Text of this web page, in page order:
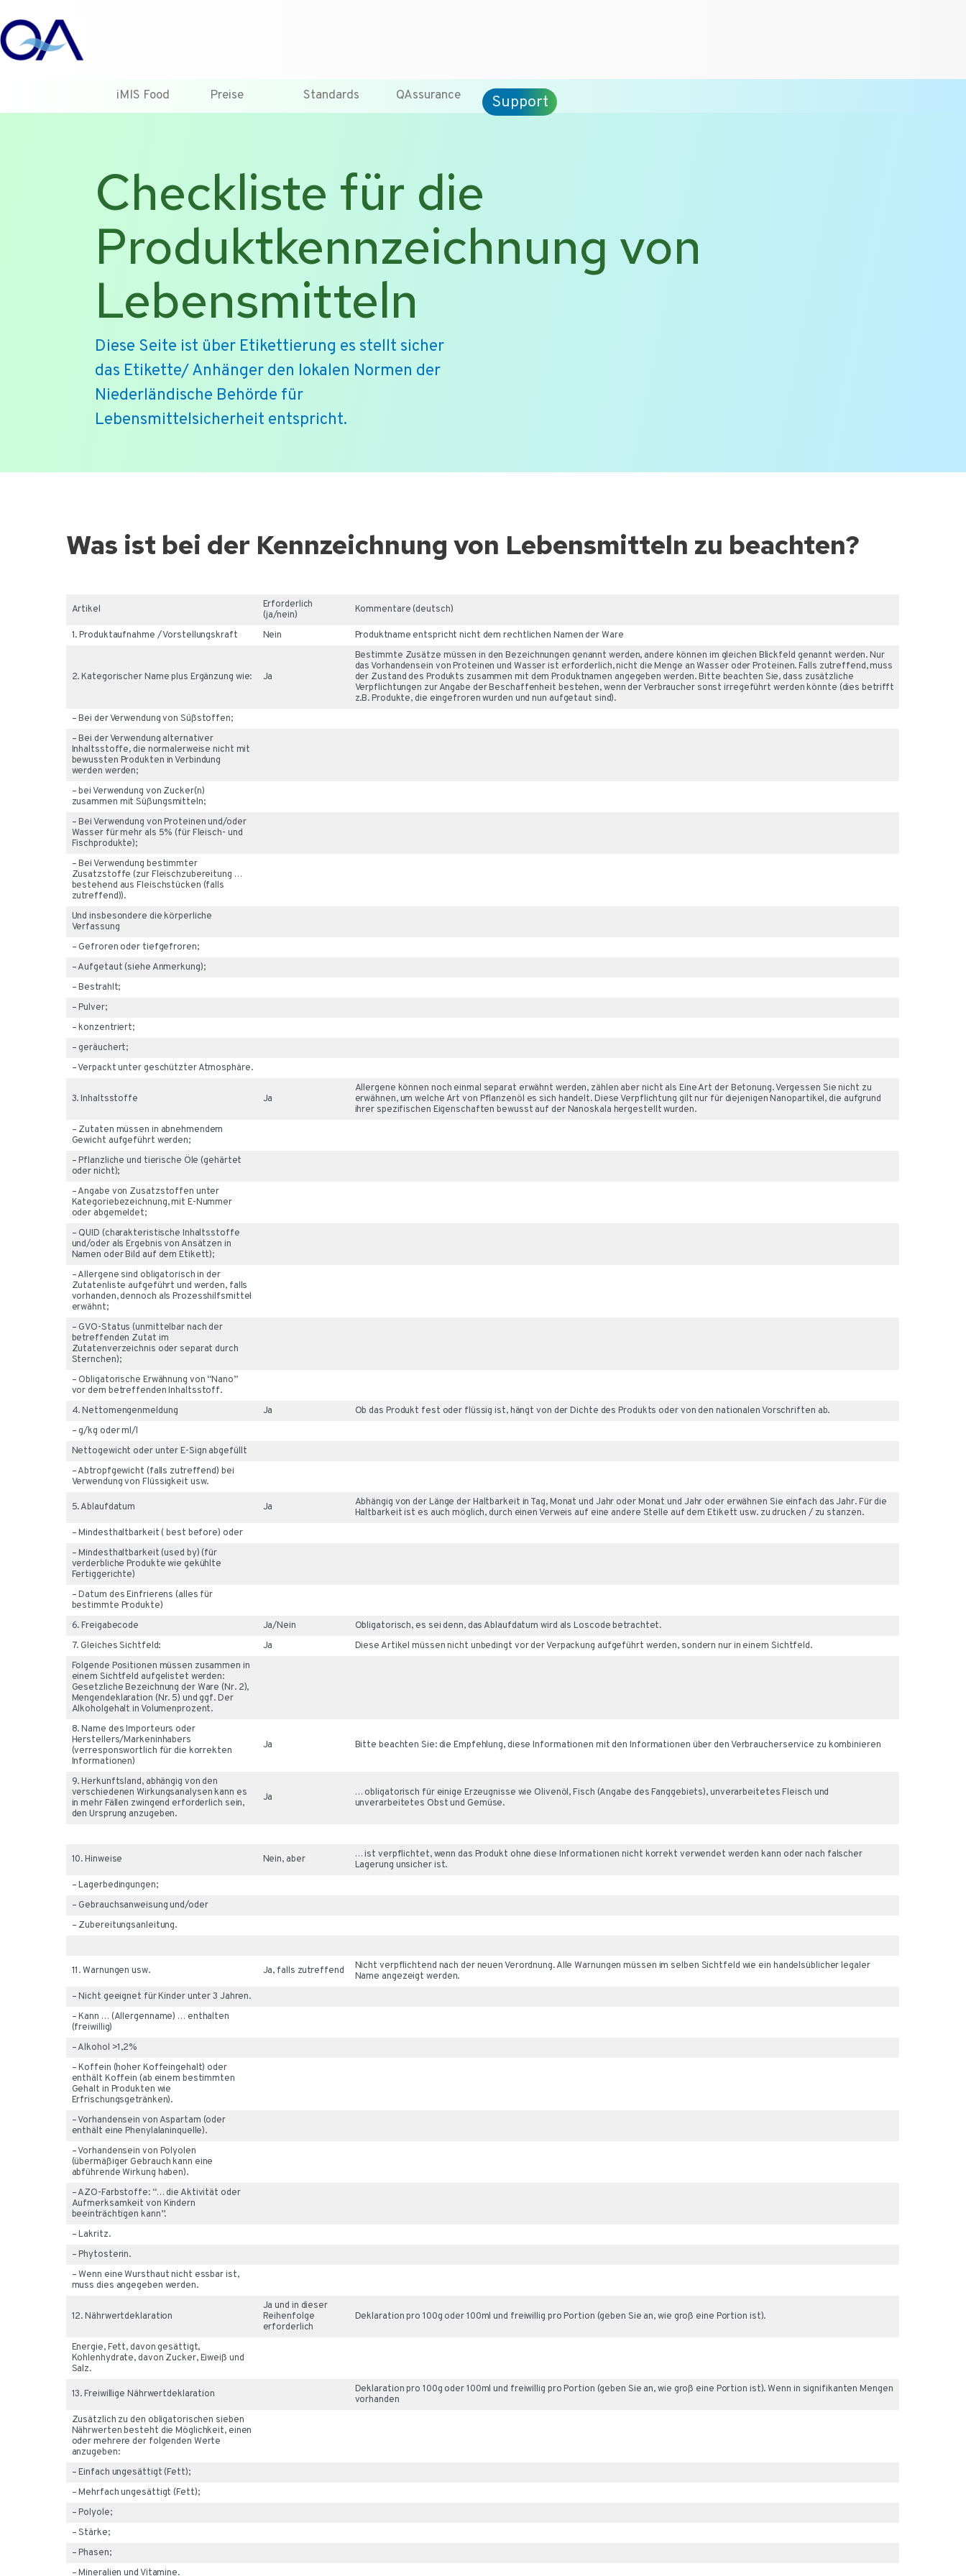
iMIS Food Preise Standards QAssurance Support
Checkliste für die
Produktkennzeichnung von
Lebensmitteln
Diese Seite ist über Etikettierung es stellt sicher
das Etikette/ Anhänger den lokalen Normen der
Niederländische Behörde für
Lebensmittelsicherheit entspricht.
Was ist bei der Kennzeichnung von Lebensmitteln zu beachten?
Artikel
Erforderlich
(ja/nein)
Kommentare (deutsch)
1. Produktaufnahme / Vorstellungskraft Nein Produktname entspricht nicht dem rechtlichen Namen der Ware
2. Kategorischer Name plus Ergänzung wie: Ja
Bestimmte Zusätze müssen in den Bezeichnungen genannt werden, andere können im gleichen Blickfeld genannt werden. Nur
das Vorhandensein von Proteinen und Wasser ist erforderlich, nicht die Menge an Wasser oder Proteinen. Falls zutreffend, muss
der Zustand des Produkts zusammen mit dem Produktnamen angegeben werden. Bitte beachten Sie, dass zusätzliche
Verpflichtungen zur Angabe der Beschaffenheit bestehen, wenn der Verbraucher sonst irregeführt werden könnte (dies betrifft
z.B. Produkte, die eingefroren wurden und nun aufgetaut sind).
– Bei der Verwendung von Süßstoffen;
– Bei der Verwendung alternativer
Inhaltsstoffe, die normalerweise nicht mit
bewussten Produkten in Verbindung
werden werden;
– bei Verwendung von Zucker(n)
zusammen mit Süßungsmitteln;
– Bei Verwendung von Proteinen und/oder
Wasser für mehr als 5% (für Fleisch- und
Fischprodukte);
– Bei Verwendung bestimmter
Zusatzstoffe (zur Fleischzubereitung …
bestehend aus Fleischstücken (falls
zutreffend)).
Und insbesondere die körperliche
Verfassung
– Gefroren oder tiefgefroren;
– Aufgetaut (siehe Anmerkung);
– Bestrahlt;
– Pulver;
– konzentriert;
– geräuchert;
– Verpackt unter geschützter Atmosphäre.
3. Inhaltsstoffe Ja
Allergene können noch einmal separat erwähnt werden, zählen aber nicht als Eine Art der Betonung. Vergessen Sie nicht zu
erwähnen, um welche Art von Pflanzenöl es sich handelt. Diese Verpflichtung gilt nur für diejenigen Nanopartikel, die aufgrund
ihrer spezifischen Eigenschaften bewusst auf der Nanoskala hergestellt wurden.
– Zutaten müssen in abnehmendem
Gewicht aufgeführt werden;
– Pflanzliche und tierische Öle (gehärtet
oder nicht);
– Angabe von Zusatzstoffen unter
Kategoriebezeichnung, mit E-Nummer
oder abgemeldet;
– QUID (charakteristische Inhaltsstoffe
und/oder als Ergebnis von Ansätzen in
Namen oder Bild auf dem Etikett);
– Allergene sind obligatorisch in der
Zutatenliste aufgeführt und werden, falls
vorhanden, dennoch als Prozesshilfsmittel
erwähnt;
– GVO-Status (unmittelbar nach der
betreffenden Zutat im
Zutatenverzeichnis oder separat durch
Sternchen);
– Obligatorische Erwähnung von “Nano”
vor dem betreffenden Inhaltsstoff.
4. Nettomengenmeldung
Ja
Ob das Produkt fest oder flüssig ist, hängt von der Dichte des Produkts oder von den nationalen Vorschriften ab.
– g/kg oder ml/l
Nettogewicht oder unter E-Sign abgefüllt
– Abtropfgewicht (falls zutreffend) bei
Verwendung von Flüssigkeit usw.
5. Ablaufdatum Ja
Abhängig von der Länge der Haltbarkeit in Tag, Monat und Jahr oder Monat und Jahr oder erwähnen Sie einfach das Jahr. Für die
Haltbarkeit ist es auch möglich, durch einen Verweis auf eine andere Stelle auf dem Etikett usw. zu drucken / zu stanzen.
– Mindesthaltbarkeit ( best before) oder
– Mindesthaltbarkeit (used by) (für
verderbliche Produkte wie gekühlte
Fertiggerichte)
– Datum des Einfrierens (alles für
bestimmte Produkte)
6. Freigabecode
Ja/Nein
Obligatorisch, es sei denn, das Ablaufdatum wird als Loscode betrachtet.
7. Gleiches Sichtfeld:
Ja
Diese Artikel müssen nicht unbedingt vor der Verpackung aufgeführt werden, sondern nur in einem Sichtfeld.
Folgende Positionen müssen zusammen in
einem Sichtfeld aufgelistet werden:
Gesetzliche Bezeichnung der Ware (Nr. 2),
Mengendeklaration (Nr. 5) und ggf. Der
Alkoholgehalt in Volumenprozent.
8. Name des Importeurs oder
Herstellers/Markeninhabers
(verresponswortlich für die korrekten
Informationen)
Ja Bitte beachten Sie: die Empfehlung, diese Informationen mit den Informationen über den Verbraucherservice zu kombinieren
9. Herkunftsland, abhängig von den
verschiedenen Wirkungsanalysen kann es
in mehr Fällen zwingend erforderlich sein,
den Ursprung anzugeben.
Ja
… obligatorisch für einige Erzeugnisse wie Olivenöl, Fisch (Angabe des Fanggebiets), unverarbeitetes Fleisch und
unverarbeitetes Obst und Gemüse.
10. Hinweise Nein, aber
… ist verpflichtet, wenn das Produkt ohne diese Informationen nicht korrekt verwendet werden kann oder nach falscher
Lagerung unsicher ist.
– Lagerbedingungen;
– Gebrauchsanweisung und/oder
– Zubereitungsanleitung.
11. Warnungen usw. Ja, falls zutreffend
Nicht verpflichtend nach der neuen Verordnung. Alle Warnungen müssen im selben Sichtfeld wie ein handelsüblicher legaler
Name angezeigt werden.
– Nicht geeignet für Kinder unter 3 Jahren.
– Kann … (Allergenname) … enthalten
(freiwillig)
– Alkohol >1,2%
– Koffein (hoher Koffeingehalt) oder
enthält Koffein (ab einem bestimmten
Gehalt in Produkten wie
Erfrischungsgetränken).
– Vorhandensein von Aspartam (oder
enthält eine Phenylalaninquelle).
– Vorhandensein von Polyolen
(übermäßiger Gebrauch kann eine
abführende Wirkung haben).
– AZO-Farbstoffe: “… die Aktivität oder
Aufmerksamkeit von Kindern
beeinträchtigen kann”.
– Lakritz.
– Phytosterin.
– Wenn eine Wursthaut nicht essbar ist,
muss dies angegeben werden.
12. Nährwertdeklaration
Ja und in dieser
Reihenfolge
erforderlich
Deklaration pro 100g oder 100ml und freiwillig pro Portion (geben Sie an, wie groß eine Portion ist).
Energie, Fett, davon gesättigt,
Kohlenhydrate, davon Zucker, Eiweiß und
Salz.
13. Freiwillige Nährwertdeklaration
Deklaration pro 100g oder 100ml und freiwillig pro Portion (geben Sie an, wie groß eine Portion ist). Wenn in signifikanten Mengen
vorhanden
Zusätzlich zu den obligatorischen sieben
Nährwerten besteht die Möglichkeit, einen
oder mehrere der folgenden Werte
anzugeben:
– Einfach ungesättigt (Fett);
– Mehrfach ungesättigt (Fett);
– Polyole;
– Stärke;
– Phasen;
– Mineralien und Vitamine.